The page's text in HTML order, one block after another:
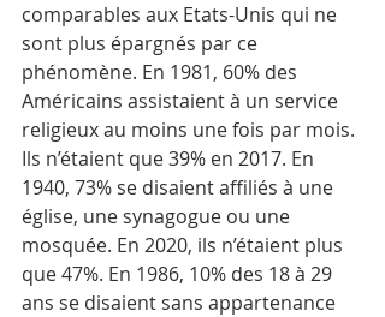
comparables aux Etats-Unis qui ne
sont plus épargnés par ce
phénomène. En 1981, 60% des
Américains assistaient à un service
religieux au moins une fois par mois.
Ils n’étaient que 39% en 2017. En
1940, 73% se disaient affiliés à une
église, une synagogue ou une
mosquée. En 2020, ils n’étaient plus
que 47%. En 1986, 10% des 18 à 29
ans se disaient sans appartenance